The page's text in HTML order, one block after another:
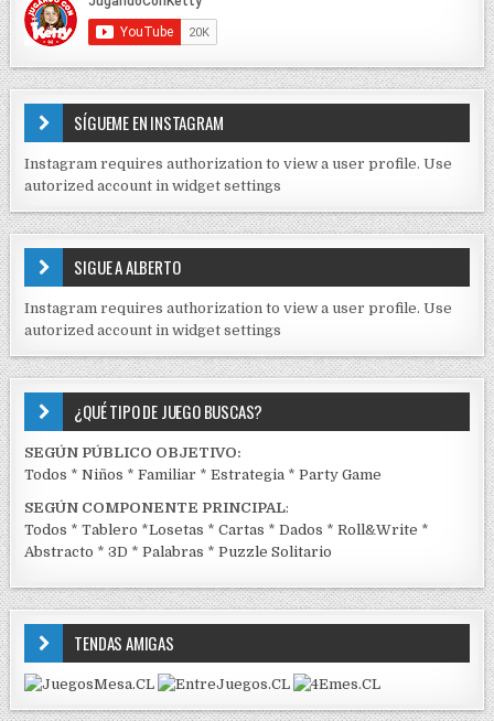
r
a
d
E
C
N
T
I
D
S
E
J
C
K
SÍGUEME EN INSTAGRAM
Instagram requires authorization to view a user profile. Use
autorized account in widget settings
SIGUE A ALBERTO
Instagram requires authorization to view a user profile. Use
autorized account in widget settings
¿QUÉ TIPO DE JUEGO BUSCAS?
SEGÚN PÚBLICO OBJETIVO:
Todos *Niños *Familiar *Estrategia *Party Game
SEGÚN COMPONENTE PRINCIPAL:
Todos *Tablero *Losetas *Cartas *Dados *Roll&Write *
Abstracto *3D *Palabras *Puzzle Solitario
TENDAS AMIGAS